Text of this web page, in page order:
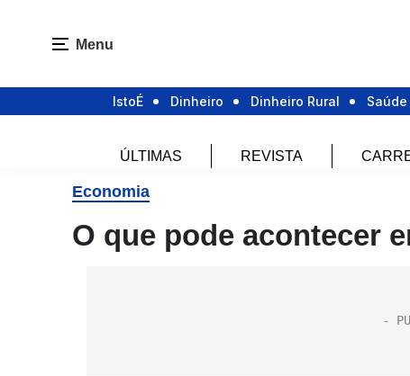
Menu
IstoÉ Dinheiro Dinheiro Rural Saúde
ÚLTIMAS REVISTA
Economia
O que pode acontecer